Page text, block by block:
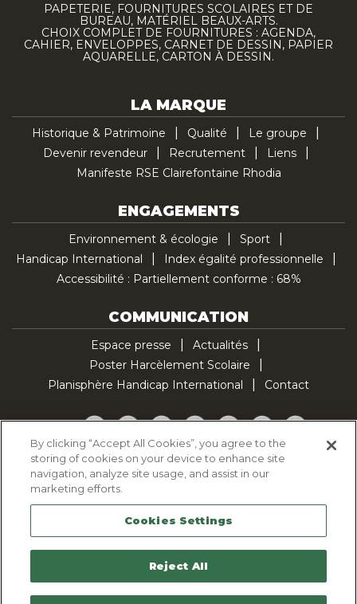
PAPETERIE, FOURNITURES SCOLAIRES ET DE
BUREAU, MATÉRIEL BEAUX-ARTS.
CHOIX COMPLET DE FOURNITURES : AGENDA,
CAHIER, ENVELOPPES, CARNET DE DESSIN, PAPIER
AQUARELLE, CARTON À DESSIN.
LA MARQUE
Historique & Patrimoine Qualité
Le groupe
Devenir revendeur
Recrutement
Liens
Manifeste RSE Clairefontaine Rhodia
ENGAGEMENTS
Environnement & écologie
Sport
Handicap International
Index égalité professionnelle
Accessibilité : Partiellement conforme : 68%
COMMUNICATION
Espace presse
Actualités
Poster Harcèlement Scolaire
Planisphère Handicap International
Contact
Facebook
TwitterYouTubePinterestInstagramLinkedInTikTok
Politique d'utilisation des cookies
Politique de confidentialité
Mentions légales
Plan du site
Contactez-nous
By clicking “Accept All Cookies”, you agree to the
storing of cookies on your device to enhance site
navigation, analyze site usage, and assist in our
marketing efforts.
Cookies Settings
Reject All